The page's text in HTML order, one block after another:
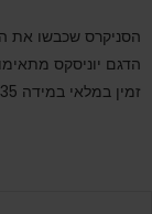
הסניקרס שכבשו את
הדגם יוניסקס
זמין במלאי במידה 22-35.